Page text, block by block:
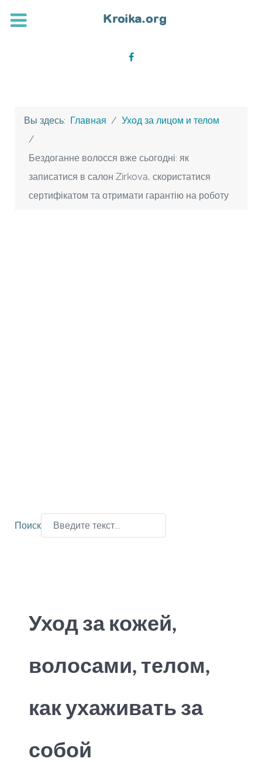
Вы здесь: Главная Уход за лицом и телом
Бездоганне волосся вже сьогодні: як
записатися в салон Zirkova, скористатися
сертифікатом та отримати гарантію на роботу
Поиск
Уход за кожей,
волосами, телом,
как ухаживать за
собой